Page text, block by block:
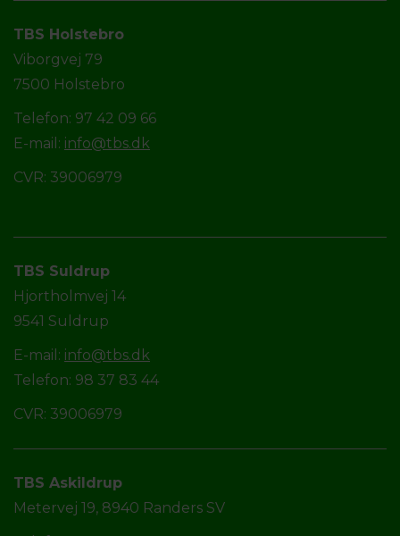
TBS Holstebro
Viborgvej 79
7500 Holstebro
Telefon: 97 42 09 66
E-mail: info@tbs.dk
CVR: 39006979
TBS Suldrup
Hjortholmvej 14
9541 Suldrup
E-mail: info@tbs.dk
Telefon: 98 37 83 44
CVR: 39006979
TBS Askildrup
Metervej 19, 8940 Randers SV